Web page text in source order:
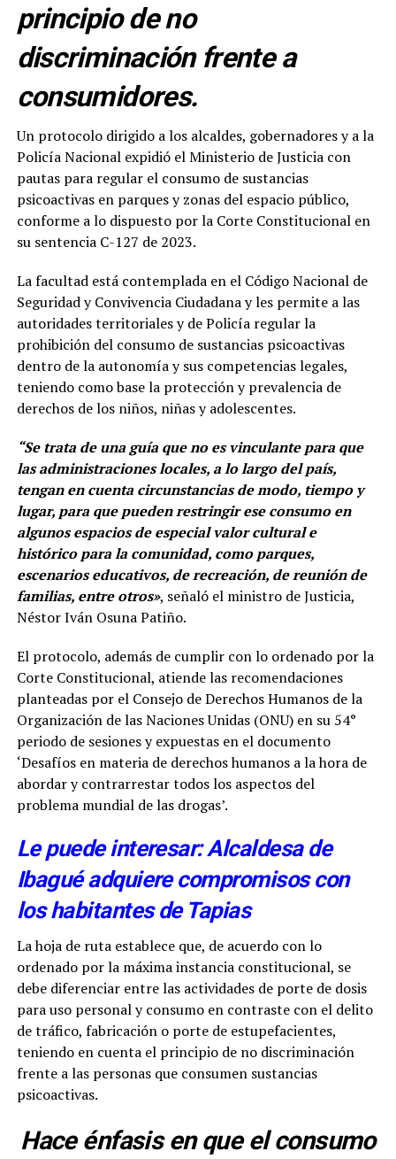
principio de no
discriminación frente a
consumidores.
Un protocolo dirigido a los alcaldes, gobernadores y a la
Policía Nacional expidió el Ministerio de Justicia con
pautas para regular el consumo de sustancias
psicoactivas en parques y zonas del espacio público,
conforme a lo dispuesto por la Corte Constitucional en
su sentencia C-127 de 2023.
La facultad está contemplada en el Código Nacional de
Seguridad y Convivencia Ciudadana y les permite a las
autoridades territoriales y de Policía regular la
prohibición del consumo de sustancias psicoactivas
dentro de la autonomía y sus competencias legales,
teniendo como base la protección y prevalencia de
derechos de los niños, niñas y adolescentes.
“Se trata de una guía que no es vinculante para que
las administraciones locales, a lo largo del país,
tengan en cuenta circunstancias de modo, tiempo y
lugar, para que pueden restringir ese consumo en
algunos espacios de especial valor cultural e
histórico para la comunidad, como parques,
escenarios educativos, de recreación, de reunión de
familias, entre otros», señaló el ministro de Justicia,
Néstor Iván Osuna Patiño.
El protocolo, además de cumplir con lo ordenado por la
Corte Constitucional, atiende las recomendaciones
planteadas por el Consejo de Derechos Humanos de la
Organización de las Naciones Unidas (ONU) en su 54°
periodo de sesiones y expuestas en el documento
‘Desafíos en materia de derechos humanos a la hora de
abordar y contrarrestar todos los aspectos del
problema mundial de las drogas’.
Le puede interesar: Alcaldesa de
Ibagué adquiere compromisos con
los habitantes de Tapias
La hoja de ruta establece que, de acuerdo con lo
ordenado por la máxima instancia constitucional, se
debe diferenciar entre las actividades de porte de dosis
para uso personal y consumo en contraste con el delito
de tráfico, fabricación o porte de estupefacientes,
teniendo en cuenta el principio de no discriminación
frente a las personas que consumen sustancias
psicoactivas.
Hace énfasis en que el consumo